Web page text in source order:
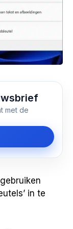
met de
in te